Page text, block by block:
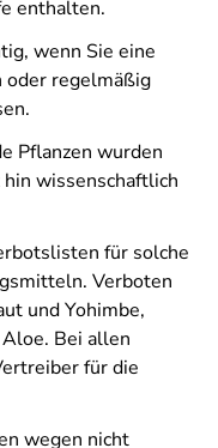
enthalten.
wenn Sie eine
oder regelmäßig
Pflanzen wurden
wissenschaftlich
für solche
Verboten
und Yohimbe,
Bei allen
für die
wegen nicht